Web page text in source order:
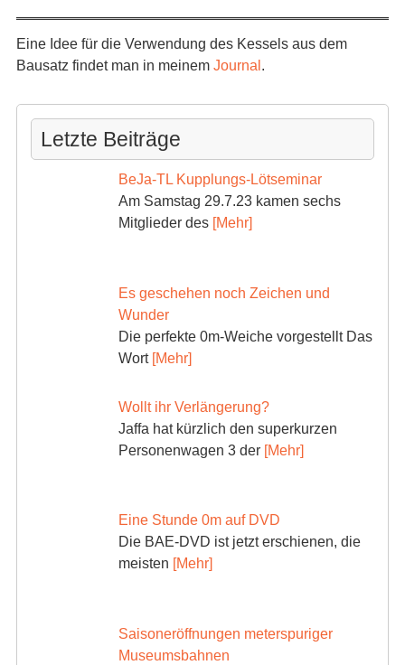
Eine Idee für die Verwendung des Kessels aus dem
Bausatz findet man in meinem Journal .
Letzte Beiträge
BeJa-TL Kupplungs-Lötseminar
Am Samstag 29.7.23 kamen sechs
Mitglieder des [Mehr]
Es geschehen noch Zeichen und
Wunder
Die perfekte 0m-Weiche vorgestellt Das
Wort [Mehr]
Wollt ihr Verlängerung?
Jaffa hat kürzlich den superkurzen
Personenwagen 3 der [Mehr]
Eine Stunde 0m auf DVD
Die BAE-DVD ist jetzt erschienen, die
meisten [Mehr]
Saisoneröffnungen meterspuriger
Museumsbahnen